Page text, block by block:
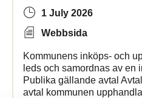
1 July 2026
Webbsida
Kommunens inköps- och
leds och samordnas av en
Publika gällande avtal
avtal kommunen